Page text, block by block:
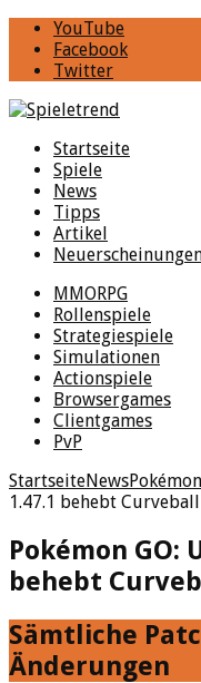
YouTube
Facebook
Twitter
Startseite
Spiele
News
Tipps
Artikel
MMORPG
Rollenspiele
Strategiespiele
Simulationen
Actionspiele
Browsergames
Clientgames
PvP
StartseiteNews
1.47.1 behebt
Pokémon GO:
behebt
Sämtliche
Änderungen